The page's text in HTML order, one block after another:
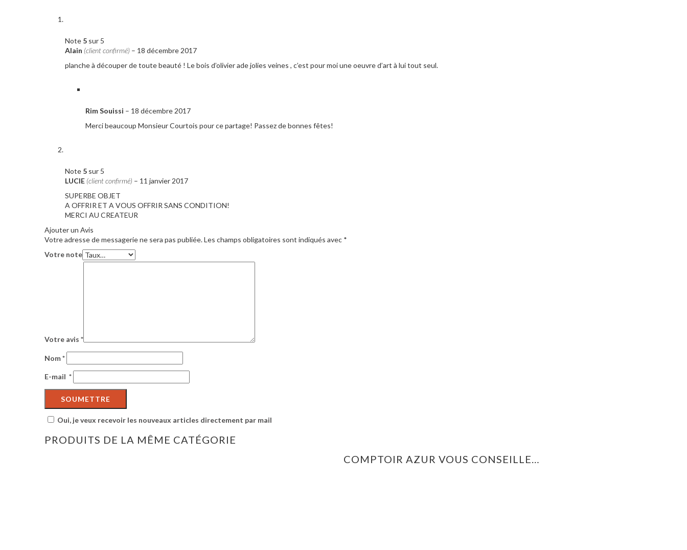
Note 5 sur 5
Alain (client confirmé) – 18 décembre 2017
planche à découper de toute beauté ! Le bois d’olivier ade jolies veines , c’est pour moi une oeuvre d’art à lui tout seul.
Rim Souissi – 18 décembre 2017
Merci beaucoup Monsieur Courtois pour ce partage! Passez de bonnes fêtes!
Note 5 sur 5
LUCIE (client confirmé) – 11 janvier 2017
SUPERBE OBJET
A OFFRIR ET A VOUS OFFRIR SANS CONDITION!
MERCI AU CREATEUR
Ajouter un Avis
Votre adresse de messagerie ne sera pas publiée.Les champs obligatoires sont indiqués avec *
Votre note
Votre avis *
Nom*
E-mail *
Oui, je veux recevoir les nouveaux articles directement par mail
PRODUITS DE LA MÊME CATÉGORIE
COMPTOIR AZUR VOUS CONSEILLE…